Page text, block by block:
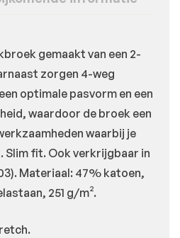
gemaakt van een 2-
zorgen 4-weg
optimale pasvorm en een
waardoor de broek een
waarbij je
Slim fit. Ook verkrijgbaar in
Materiaal: 47% katoen,
251 g/m².